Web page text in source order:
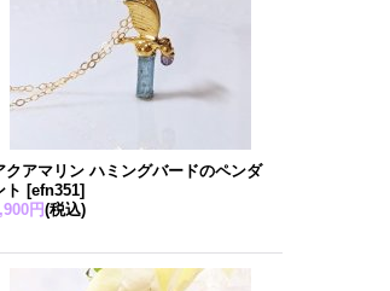
クアマリン ハミングバードのペンダ
ト [efn351]
円(税込)